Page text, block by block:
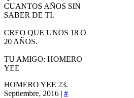
CUANTOS AÑOS SIN
SABER DE TI.
CREO QUE UNOS 18 O
20 AÑOS.
TU AMIGO: HOMERO
YEE
HOMERO YEE 23.
Septiembre, 2016 | #